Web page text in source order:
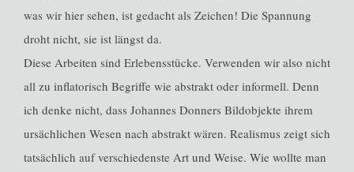
was wir hier sehen, ist gedacht als Zeichen! Die Spannung
droht nicht, sie ist längst da.
Diese Arbeiten sind Erlebensstücke. Verwenden wir also nicht
all zu inflatorisch Begriffe wie abstrakt oder informell. Denn
ich denke nicht, dass Johannes Donners Bildobjekte ihrem
ursächlichen Wesen nach abstrakt wären. Realismus zeigt sich
tatsächlich auf verschiedenste Art und Weise. Wie wollte man